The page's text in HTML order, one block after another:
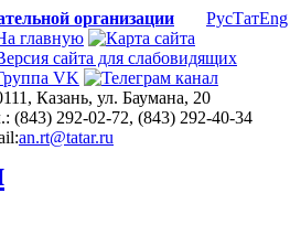
организации РусТатEng
Казань, ул. Баумана, 20
(843) 292-02-72, (843) 292-40-34
an.rt@tatar.ru